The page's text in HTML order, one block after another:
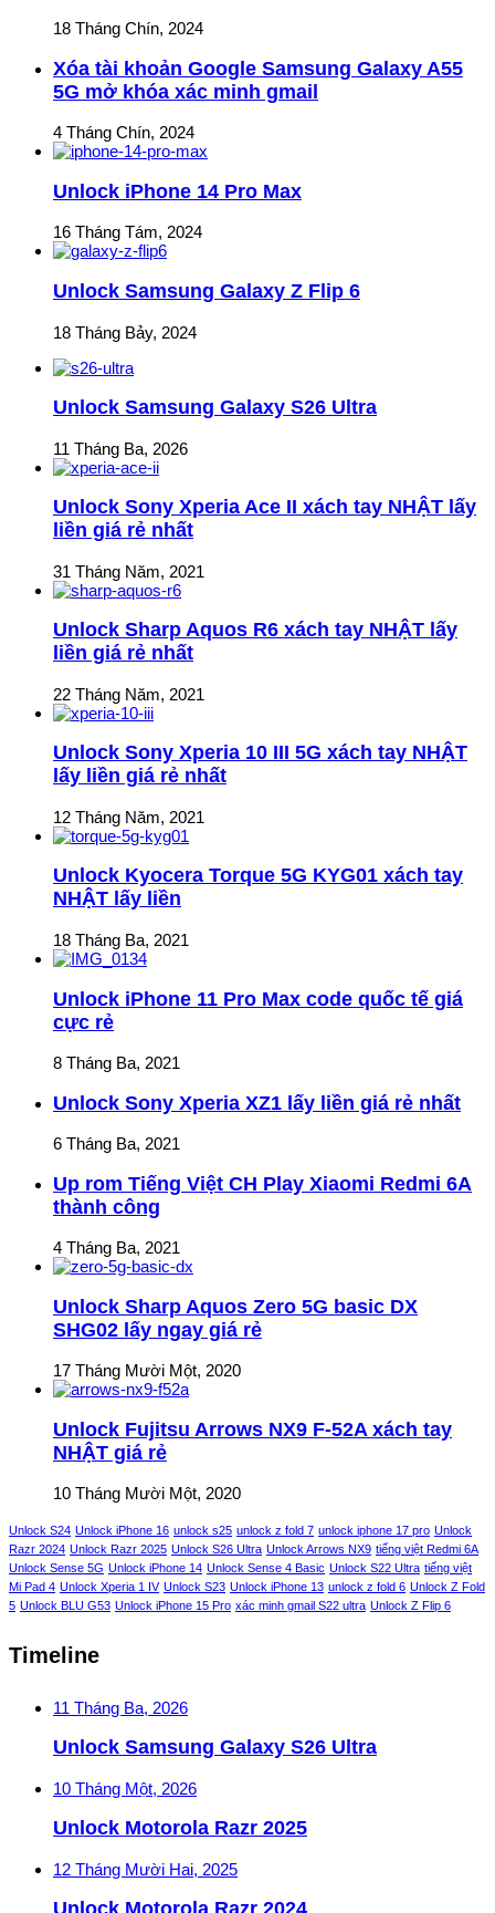
18 Tháng Chín, 2024
Xóa tài khoản Google Samsung Galaxy A55
5G mở khóa xác minh gmail
4 Tháng Chín, 2024
Unlock iPhone 14 Pro Max
16 Tháng Tám, 2024
Unlock Samsung Galaxy Z Flip 6
18 Tháng Bảy, 2024
Unlock Samsung Galaxy S26 Ultra
11 Tháng Ba, 2026
Unlock Sony Xperia Ace II xách tay NHẬT lấy
liền giá rẻ nhất
31 Tháng Năm, 2021
Unlock Sharp Aquos R6 xách tay NHẬT lấy
liền giá rẻ nhất
22 Tháng Năm, 2021
Unlock Sony Xperia 10 III 5G xách tay NHẬT
lấy liền giá rẻ nhất
12 Tháng Năm, 2021
Unlock Kyocera Torque 5G KYG01 xách tay
NHẬT lấy liền
18 Tháng Ba, 2021
Unlock iPhone 11 Pro Max code quốc tế giá
cực rẻ
8 Tháng Ba, 2021
Unlock Sony Xperia XZ1 lấy liền giá rẻ nhất
6 Tháng Ba, 2021
Up rom Tiếng Việt CH Play Xiaomi Redmi 6A
thành công
4 Tháng Ba, 2021
Unlock Sharp Aquos Zero 5G basic DX
SHG02 lấy ngay giá rẻ
17 Tháng Mười Một, 2020
Unlock Fujitsu Arrows NX9 F-52A xách tay
NHẬT giá rẻ
10 Tháng Mười Một, 2020
Unlock S24 Unlock iPhone 16 unlock s25 unlock z fold 7 unlock iphone 17 pro Unlock
Razr 2024 Unlock Razr 2025 Unlock S26 Ultra Unlock Arrows NX9 tiếng việt Redmi 6A
Unlock Sense 5G Unlock iPhone 14 Unlock Sense 4 Basic Unlock S22 Ultra tiếng việt
Mi Pad 4 Unlock Xperia 1 IV Unlock S23 Unlock iPhone 13 unlock z fold 6 Unlock Z Fold
5 Unlock BLU G53 Unlock iPhone 15 Pro xác minh gmail S22 ultra Unlock Z Flip 6
Timeline
11 Tháng Ba, 2026
Unlock Samsung Galaxy S26 Ultra
10 Tháng Một, 2026
Unlock Motorola Razr 2025
12 Tháng Mười Hai, 2025